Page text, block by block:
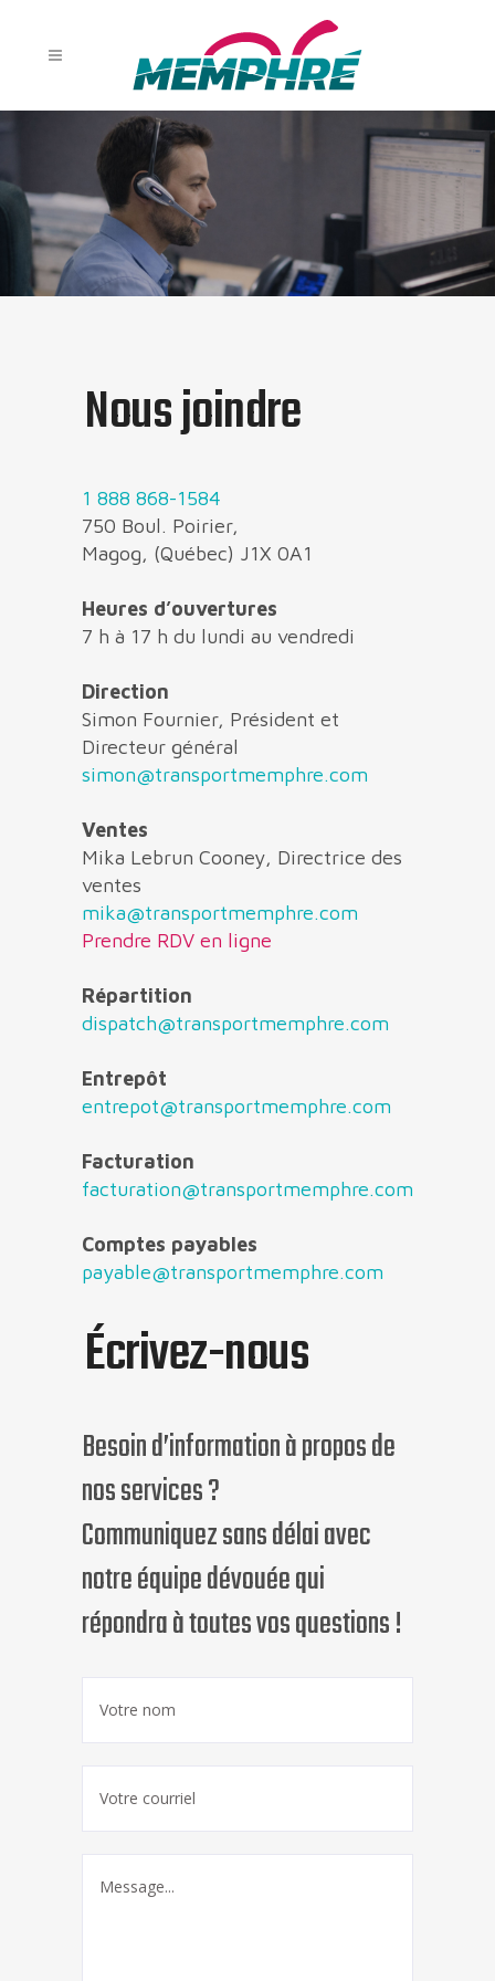
Nous joindre
1 888 868-1584
750 Boul. Poirier,
Magog, (Québec) J1X 0A1
Heures d’ouvertures
7 h à 17 h du lundi au vendredi
Direction
Simon Fournier, Président et
Directeur général
simon@transportmemphre.com
Ventes
Mika Lebrun Cooney, Directrice des
ventes
mika@transportmemphre.com
Prendre RDV en ligne
Répartition
dispatch@transportmemphre.com
Entrepôt
entrepot@transportmemphre.com
Facturation
facturation@transportmemphre.com
Comptes payables
payable@transportmemphre.com
Écrivez-nous
Besoin d’information à propos de
nos services ?
Communiquez sans délai avec
notre équipe dévouée qui
répondra à toutes vos questions !